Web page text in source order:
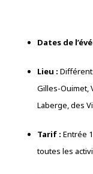
Dates de
Lieu :
Gilles-Ouimet,
Laberge, des
Tarif : Entrée
toutes les